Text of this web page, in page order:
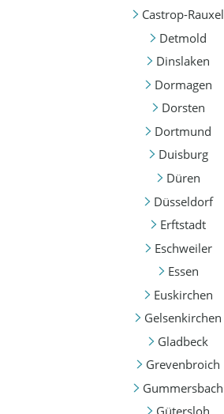
Castrop-Rauxel
Detmold
Dinslaken
Dormagen
Dorsten
Dortmund
Duisburg
Düren
Düsseldorf
Erftstadt
Eschweiler
Essen
Euskirchen
Gelsenkirchen
Gladbeck
Grevenbroich
Gummersbach